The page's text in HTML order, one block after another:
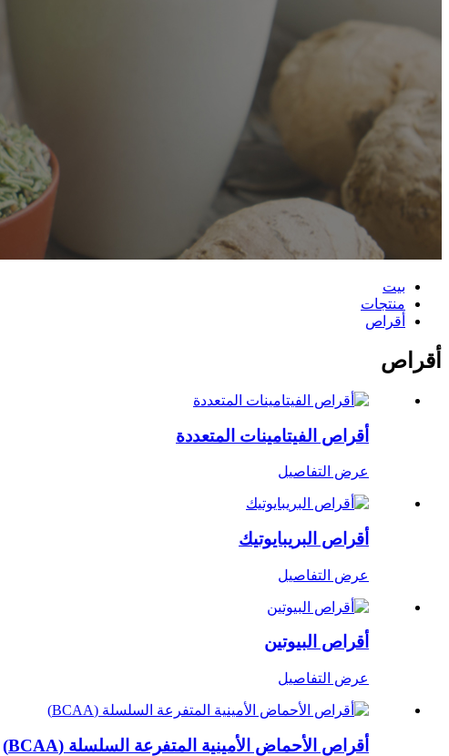
بيت
منتجات
أقراص
أقراص
أقراص الفيتامينات المتعددة
عرض التفاصيل
أقراص البريبايوتيك
عرض التفاصيل
أقراص البيوتين
عرض التفاصيل
أقراص الأحماض الأمينية المتفرعة السلسلة (BCAA)